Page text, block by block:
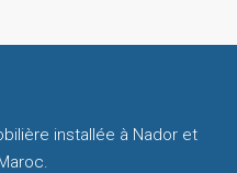
installée à Nador et